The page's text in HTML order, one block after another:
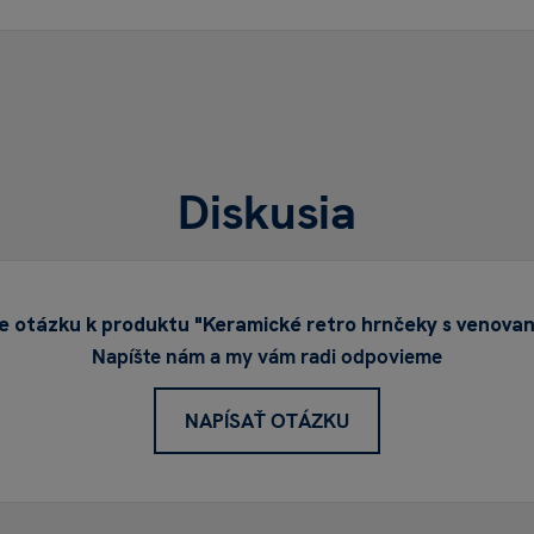
Diskusia
otázku k produktu "Keramické retro hrnčeky s
Napíšte nám a my vám radi odpovieme
NAPÍSAŤ OTÁZKU